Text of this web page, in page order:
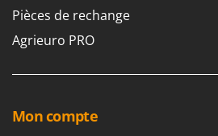
Pièces de rechange
Agrieuro PRO
Mon compte